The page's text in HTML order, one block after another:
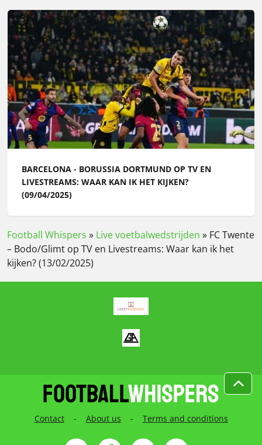
BARCELONA - BORUSSIA DORTMUND OP TV EN
LIVESTREAMS: WAAR KAN IK HET KIJKEN?
(09/04/2025)
Football Whispers » Live voetbalwedstrijden » FC Twente
– Bodo/Glimt op TV en Livestreams: Waar kan ik het
kijken? (13/02/2025)
Contact - About us - Terms and conditions